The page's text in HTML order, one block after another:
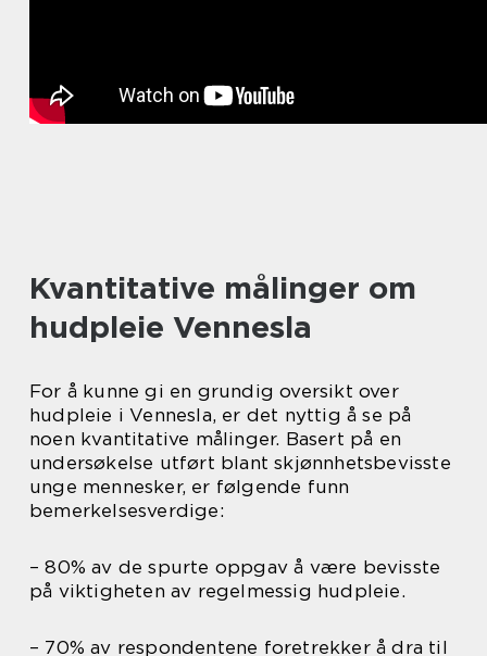
Kvantitative målinger om
hudpleie Vennesla
For å kunne gi en grundig oversikt over
hudpleie i Vennesla, er det nyttig å se på
noen kvantitative målinger. Basert på en
undersøkelse utført blant skjønnhetsbevisste
unge mennesker, er følgende funn
bemerkelsesverdige:
– 80% av de spurte oppgav å være bevisste
på viktigheten av regelmessig hudpleie.
– 70% av respondentene foretrekker å dra til